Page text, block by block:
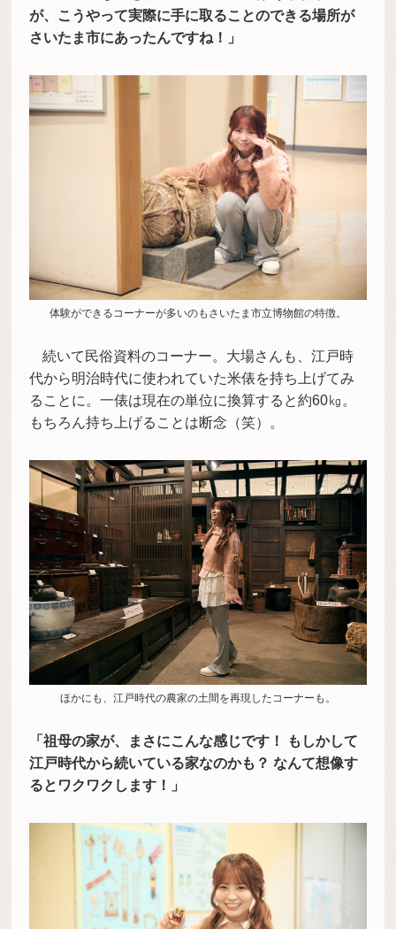
が、こうやって実際に手に取ることのできる場所が
さいたま市にあったんですね！」
体験ができるコーナーが多いのもさいたま市立博物館の特徴。
続いて民俗資料のコーナー。大場さんも、江戸時
代から明治時代に使われていた米俵を持ち上げてみ
ることに。一俵は現在の単位に換算すると約60㎏。
もちろん持ち上げることは断念（笑）。
ほかにも、江戸時代の農家の土間を再現したコーナーも。
「祖母の家が、まさにこんな感じです！ もしかして
江戸時代から続いている家なのかも？ なんて想像す
るとワクワクします！」